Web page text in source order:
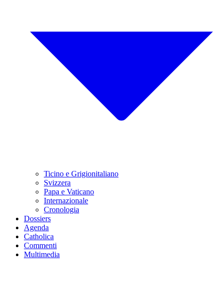
Ticino e Grigionitaliano
Svizzera
Papa e Vaticano
Internazionale
Cronologia
Dossiers
Agenda
Catholica
Commenti
Multimedia